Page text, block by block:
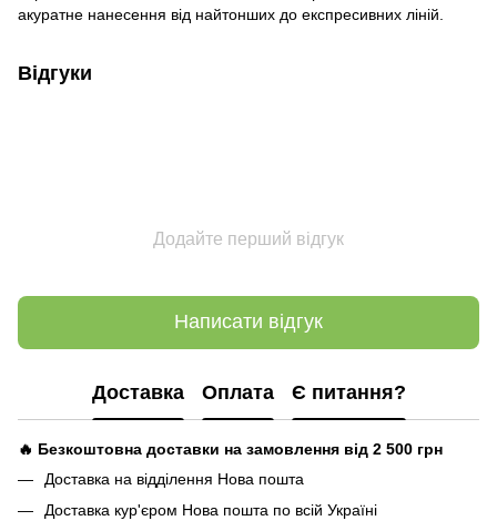
акуратне нанесення від найтонших до експресивних ліній.
Відгуки
Додайте перший відгук
Написати відгук
Доставка Оплата Є питання?
🔥 Безкоштовна доставки на замовлення від 2 500 грн
Доставка на відділення Нова пошта
Доставка кур'єром Нова пошта по всій Україні